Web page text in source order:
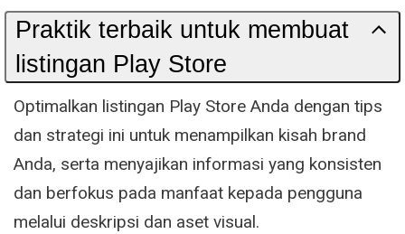
Praktik terbaik untuk membuat
listingan Play Store
Optimalkan listingan Play Store Anda dengan tips
dan strategi ini untuk menampilkan kisah brand
Anda, serta menyajikan informasi yang konsisten
dan berfokus pada manfaat kepada pengguna
melalui deskripsi dan aset visual.